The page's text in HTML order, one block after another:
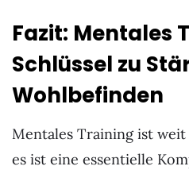
Fazit: Mentales
Schlüssel zu
Wohlbefinden
Mentales Training ist
es ist eine essentielle